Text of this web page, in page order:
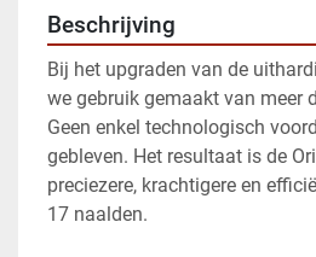
Beschrijving
Bij het upgraden van de
we gebruik gemaakt van meer
Geen enkel technologisch
gebleven. Het resultaat is de
preciezere, krachtigere en
17 naalden.